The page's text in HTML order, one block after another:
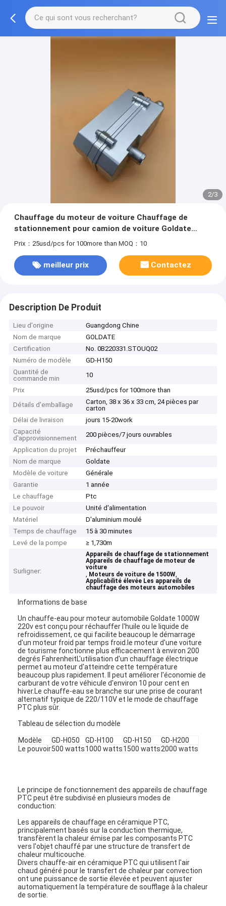
2/3
Chauffage du moteur de voiture Chauffage de
stationnement pour camion de voiture Goldate
1500W Chauffage PTC Applicabilité forte
Prix：25usd/pcs for 100more than MOQ：10
meilleur prix Contactez
Description De Produit
Lieu d'origine
Guangdong Chine
Nom de marque
GOLDATE
Certification
No. 0B220331.STOUQ02
Numéro de modèle
GD-H150
Quantité de
commande min
10
Prix
25usd/pcs for 100more than
Détails d'emballage
Carton, 38 x 36 x 33 cm, 24 pièces par
carton
Délai de livraison
jours 15-20work
Capacité
d'approvisionnement
200 pièces/7 jours ouvrables
Application du projet
Préchauffeur
Nom de marque
Goldate
Modèle de voiture
Générale
Garantie
1 année
Le chauffage
Ptc
Le pouvoir
Unité d'alimentation
Matériel
D'aluminium moulé
Temps de chauffage
15 à 30 minutes
Levé de la pompe
≥ 1,730m
Surligner:
Appareils de chauffage de stationnement
Appareils de chauffage de moteur de
voiture
, Moteurs de voiture de 1500W,
Applicabilité élevée Les appareils de
chauffage des moteurs automobiles
Informations de base
Un chauffe-eau pour moteur automobile Goldate 1000W
220v est conçu pour réchauffer l'huile ou le liquide de
refroidissement, ce qui facilite beaucoup le démarrage
d'un moteur froid par temps froid.le moteur d'une voiture
de tourisme fonctionne plus efficacement à environ 200
degrés FahrenheitL'utilisation d'un chauffage électrique
permet au moteur d'atteindre cette température
beaucoup plus rapidement. Il peut améliorer l'économie de
carburant de votre véhicule d'environ 10 pour cent en
hiver.Le chauffe-eau se branche sur une prise de courant
alternatif typique de 220/110V et le mode de chauffage
PTC plus sûr.
Tableau de sélection du modèle
Modèle GD-H050 GD-H100 GD-H150
GD-H200
Le pouvoir500 watts1000 watts1500 watts2000 watts
Le principe de fonctionnement des appareils de chauffage
PTC peut être subdivisé en plusieurs modes de
conduction:
Les appareils de chauffage en céramique PTC,
principalement basés sur la conduction thermique,
transfèrent la chaleur émise par les composants PTC
vers l'objet chauffé par une structure de transfert de
chaleur multicouche.
Divers chauffe-air en céramique PTC qui utilisent l'air
chaud généré pour le transfert de chaleur par convection
ont une puissance de sortie élevée et peuvent ajuster
automatiquement la température de soufflage à la chaleur
de sortie.